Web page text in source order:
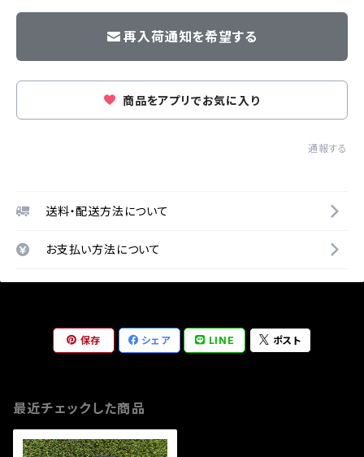
再入荷通知を希望する
商品をアプリでお気に入り
通報する
送料・配送方法について
お支払い方法について
保存 シェア LINE ポスト
最近チェックした商品